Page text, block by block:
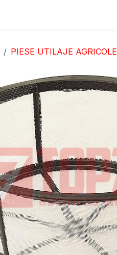
PIESE UTILAJE AGRICOLE